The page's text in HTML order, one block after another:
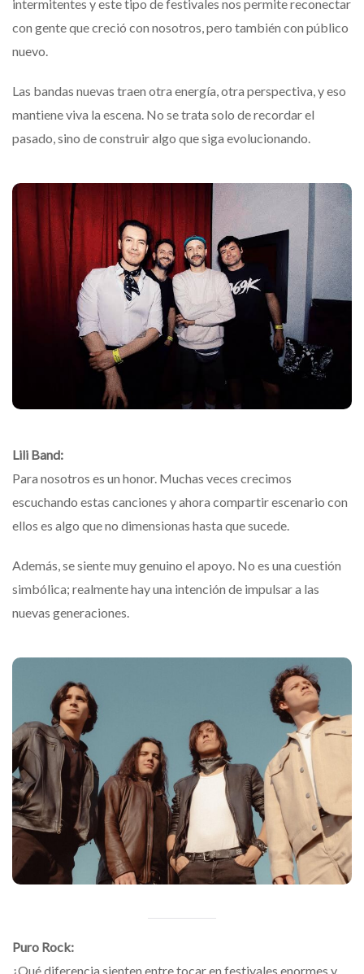
intermitentes y este tipo de festivales nos permite reconectar
con gente que creció con nosotros, pero también con público
nuevo.
Las bandas nuevas traen otra energía, otra perspectiva, y eso
mantiene viva la escena. No se trata solo de recordar el
pasado, sino de construir algo que siga evolucionando.
Lili Band:
Para nosotros es un honor. Muchas veces crecimos
escuchando estas canciones y ahora compartir escenario con
ellos es algo que no dimensionas hasta que sucede.
Además, se siente muy genuino el apoyo. No es una cuestión
simbólica; realmente hay una intención de impulsar a las
nuevas generaciones.
Puro Rock:
¿Qué diferencia sienten entre tocar en festivales enormes y